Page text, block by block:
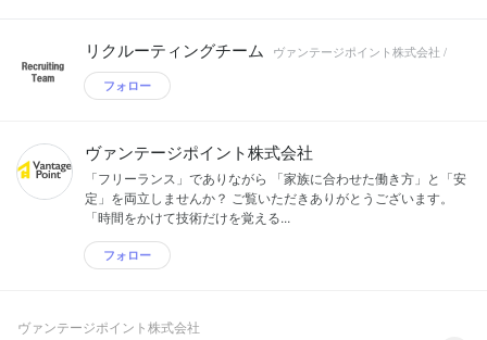
リクルーティングチーム ヴァンテージポイント株式会社 /
フォロー
ヴァンテージポイント株式会社
「フリーランス」でありながら 「家族に合わせた働き方」と「安
定」を両立しませんか？ ご覧いただきありがとうございます。
「時間をかけて技術だけを覚える...
フォロー
ヴァンテージポイント株式会社